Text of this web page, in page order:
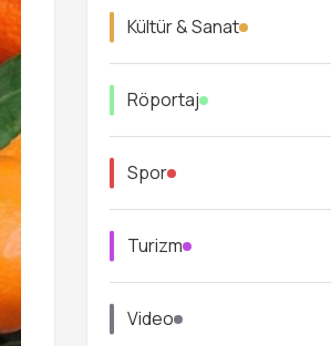
Kültür & Sanat
Röportaj
Spor
Turizm
Video